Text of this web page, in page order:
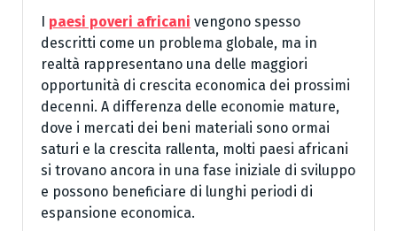
I paesi poveri africani vengono spesso
descritti come un problema globale, ma in
realtà rappresentano una delle maggiori
opportunità di crescita economica dei prossimi
decenni. A differenza delle economie mature,
dove i mercati dei beni materiali sono ormai
saturi e la crescita rallenta, molti paesi africani
si trovano ancora in una fase iniziale di sviluppo
e possono beneficiare di lunghi periodi di
espansione economica.